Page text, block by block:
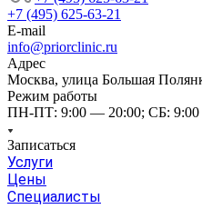
+7 (495) 625-63-21
E-mail
info@priorclinic.ru
Адрес
Москва, улица Большая
Режим работы
ПН-ПТ: 9:00 — 20:00; СБ:
Записаться
Услуги
Цены
Специалисты